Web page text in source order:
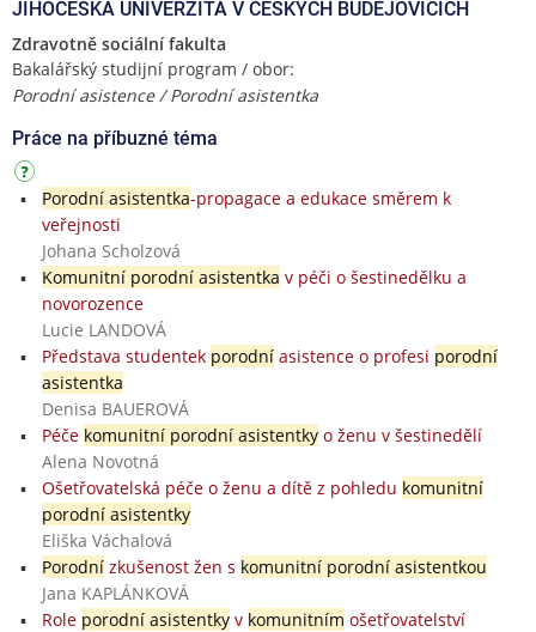
JIHOČESKÁ UNIVERZITA V ČESKÝCH BUDĚJOVICÍCH
Zdravotně sociální fakulta
Bakalářský studijní program / obor:
Porodní asistence / Porodní asistentka
Práce na příbuzné téma
Porodní asistentka-propagace a edukace směrem k
veřejnosti
Johana Scholzová
Komunitní porodní asistentka v péči o šestinedělku a
novorozence
Lucie LANDOVÁ
Představa studentek porodníasistence o profesi porodní
asistentka
Denisa BAUEROVÁ
Péče komunitní porodní asistentkyo ženu v šestinedělí
Alena Novotná
Ošetřovatelská péče o ženu a dítě z pohledu komunitní
porodní asistentky
Eliška Váchalová
Porodnízkušenost žen s komunitní porodní asistentkou
Jana KAPLÁNKOVÁ
Role porodní asistentkyv komunitním ošetřovatelství